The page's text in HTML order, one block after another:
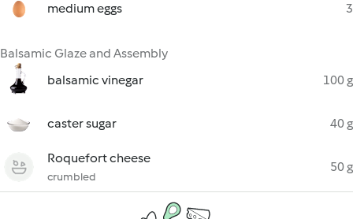
medium eggs 3
Balsamic Glaze and Assembly
balsamic vinegar
100 g
caster sugar 40 g
Roquefort cheese
crumbled
50 g